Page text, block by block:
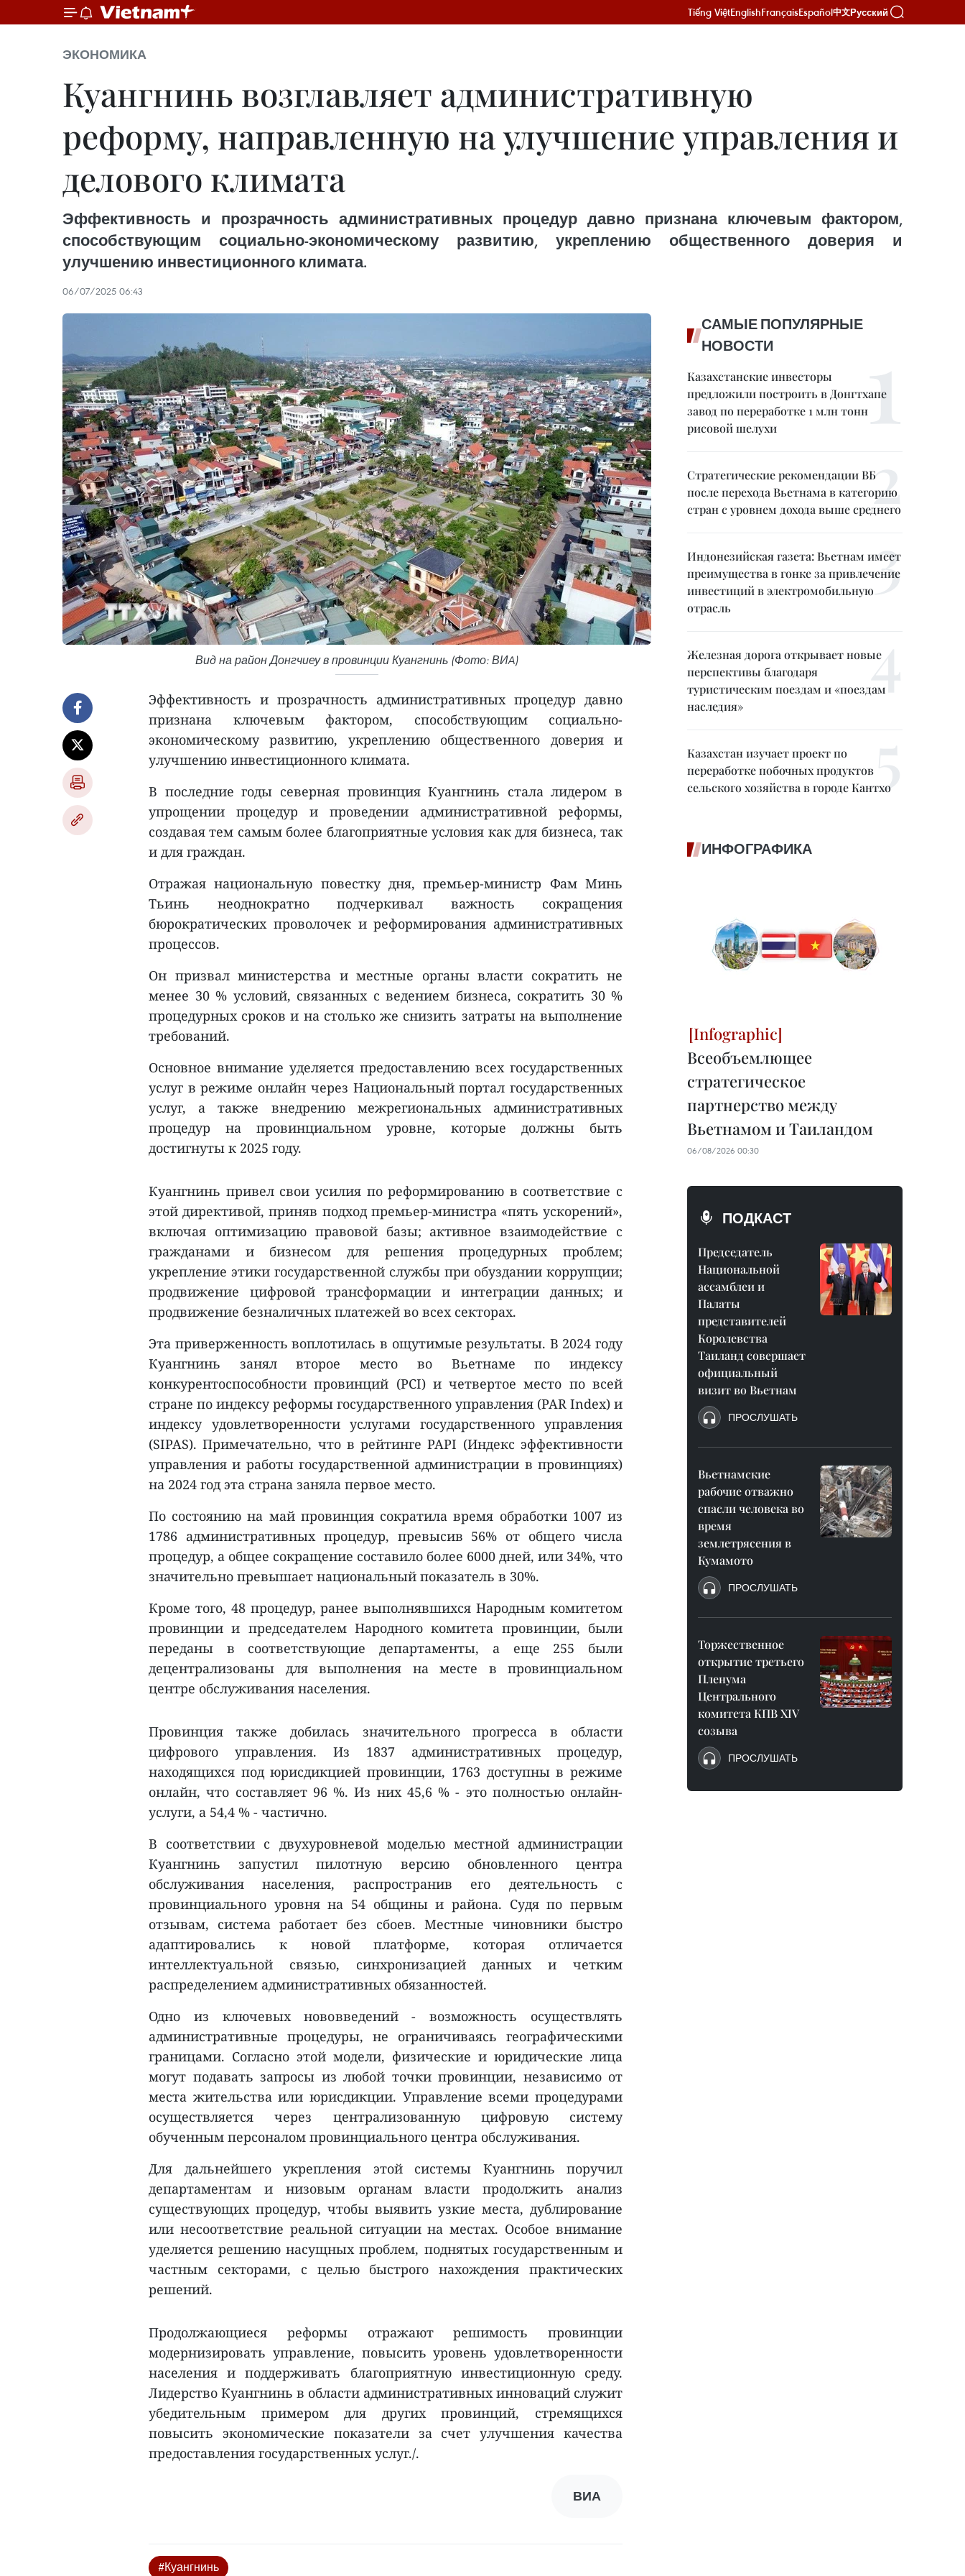
Tiếng ViệtEnglishFrançaisEspañol中文Русский
ЭКОНОМИКА
Куангнинь возглавляет административную
реформу, направленную на улучшение управления и
делового климата
Эффективность и прозрачность административных процедур давно признана ключевым фактором,
способствующим социально-экономическому развитию, укреплению общественного доверия и
улучшению инвестиционного климата.
06/07/2025 06:43
Вид на район Донгчиеу в провинции Куангнинь (Фото: ВИA)
Эффективность и прозрачность административных процедур давно
признана ключевым фактором, способствующим социально-
экономическому развитию, укреплению общественного доверия и
улучшению инвестиционного климата.
В последние годы северная провинция Куангнинь стала лидером в
упрощении процедур и проведении административной реформы,
создавая тем самым более благоприятные условия как для бизнеса, так
и для граждан.
Отражая национальную повестку дня, премьер-министр Фам Минь
Тьинь неоднократно подчеркивал важность сокращения
бюрократических проволочек и реформирования административных
процессов.
Он призвал министерства и местные органы власти сократить не
менее 30 % условий, связанных с ведением бизнеса, сократить 30 %
процедурных сроков и на столько же снизить затраты на выполнение
требований.
Основное внимание уделяется предоставлению всех государственных
услуг в режиме онлайн через Национальный портал государственных
услуг, а также внедрению межрегиональных административных
процедур на провинциальном уровне, которые должны быть
достигнуты к 2025 году.
Куангнинь привел свои усилия по реформированию в соответствие с
этой директивой, приняв подход премьер-министра «пять ускорений»,
включая оптимизацию правовой базы; активное взаимодействие с
гражданами и бизнесом для решения процедурных проблем;
укрепление этики государственной службы при обуздании коррупции;
продвижение цифровой трансформации и интеграции данных; и
продвижение безналичных платежей во всех секторах.
Эта приверженность воплотилась в ощутимые результаты. В 2024 году
Куангнинь занял второе место во Вьетнаме по индексу
конкурентоспособности провинций (PCI) и четвертое место по всей
стране по индексу реформы государственного управления (PAR Index) и
индексу удовлетворенности услугами государственного управления
(SIPAS). Примечательно, что в рейтинге PAPI (Индекс эффективности
управления и работы государственной администрации в провинциях)
на 2024 год эта страна заняла первое место.
По состоянию на май провинция сократила время обработки 1007 из
1786 административных процедур, превысив 56% от общего числа
процедур, а общее сокращение составило более 6000 дней, или 34%, что
значительно превышает национальный показатель в 30%.
Кроме того, 48 процедур, ранее выполнявшихся Народным комитетом
провинции и председателем Народного комитета провинции, были
переданы в соответствующие департаменты, а еще 255 были
децентрализованы для выполнения на месте в провинциальном
центре обслуживания населения.
Провинция также добилась значительного прогресса в области
цифрового управления. Из 1837 административных процедур,
находящихся под юрисдикцией провинции, 1763 доступны в режиме
онлайн, что составляет 96 %. Из них 45,6 % - это полностью онлайн-
услуги, а 54,4 % - частично.
В соответствии с двухуровневой моделью местной администрации
Куангнинь запустил пилотную версию обновленного центра
обслуживания населения, распространив его деятельность с
провинциального уровня на 54 общины и района. Судя по первым
отзывам, система работает без сбоев. Местные чиновники быстро
адаптировались к новой платформе, которая отличается
интеллектуальной связью, синхронизацией данных и четким
распределением административных обязанностей.
Одно из ключевых нововведений - возможность осуществлять
административные процедуры, не ограничиваясь географическими
границами. Согласно этой модели, физические и юридические лица
могут подавать запросы из любой точки провинции, независимо от
места жительства или юрисдикции. Управление всеми процедурами
осуществляется через централизованную цифровую систему
обученным персоналом провинциального центра обслуживания.
Для дальнейшего укрепления этой системы Куангнинь поручил
департаментам и низовым органам власти продолжить анализ
существующих процедур, чтобы выявить узкие места, дублирование
или несоответствие реальной ситуации на местах. Особое внимание
уделяется решению насущных проблем, поднятых государственным и
частным секторами, с целью быстрого нахождения практических
решений.
Продолжающиеся реформы отражают решимость провинции
модернизировать управление, повысить уровень удовлетворенности
населения и поддерживать благоприятную инвестиционную среду.
Лидерство Куангнинь в области административных инноваций служит
убедительным примером для других провинций, стремящихся
повысить экономические показатели за счет улучшения качества
предоставления государственных услуг./.
ВИА
#Куангнинь
САМЫЕ ПОПУЛЯРНЫЕ
НОВОСТИ
Казахстанские инвесторы
предложили построить в Донгтхапе
завод по переработке 1 млн тонн
рисовой шелухи
Стратегические рекомендации ВБ
после перехода Вьетнама в категорию
стран с уровнем дохода выше среднего
Индонезийская газета: Вьетнам имеет
преимущества в гонке за привлечение
инвестиций в электромобильную
отрасль
Железная дорога открывает новые
перспективы благодаря
туристическим поездам и «поездам
наследия»
Казахстан изучает проект по
переработке побочных продуктов
сельского хозяйства в городе Кантхо
ИНФОГРАФИКА
Всеобъемлющее
стратегическое
партнерство между
Вьетнамом и Таиландом
06/08/2026 00:30
ПОДКАСТ
Председатель
Национальной
ассамблеи и
Палаты
представителей
Королевства
Таиланд совершает
официальный
визит во Вьетнам
ПРОСЛУШАТЬ
Вьетнамские
рабочие отважно
спасли человека во
время
землетрясения в
Кумамото
ПРОСЛУШАТЬ
Торжественное
открытие третьего
Пленума
Центрального
комитета КПВ XIV
созыва
ПРОСЛУШАТЬ